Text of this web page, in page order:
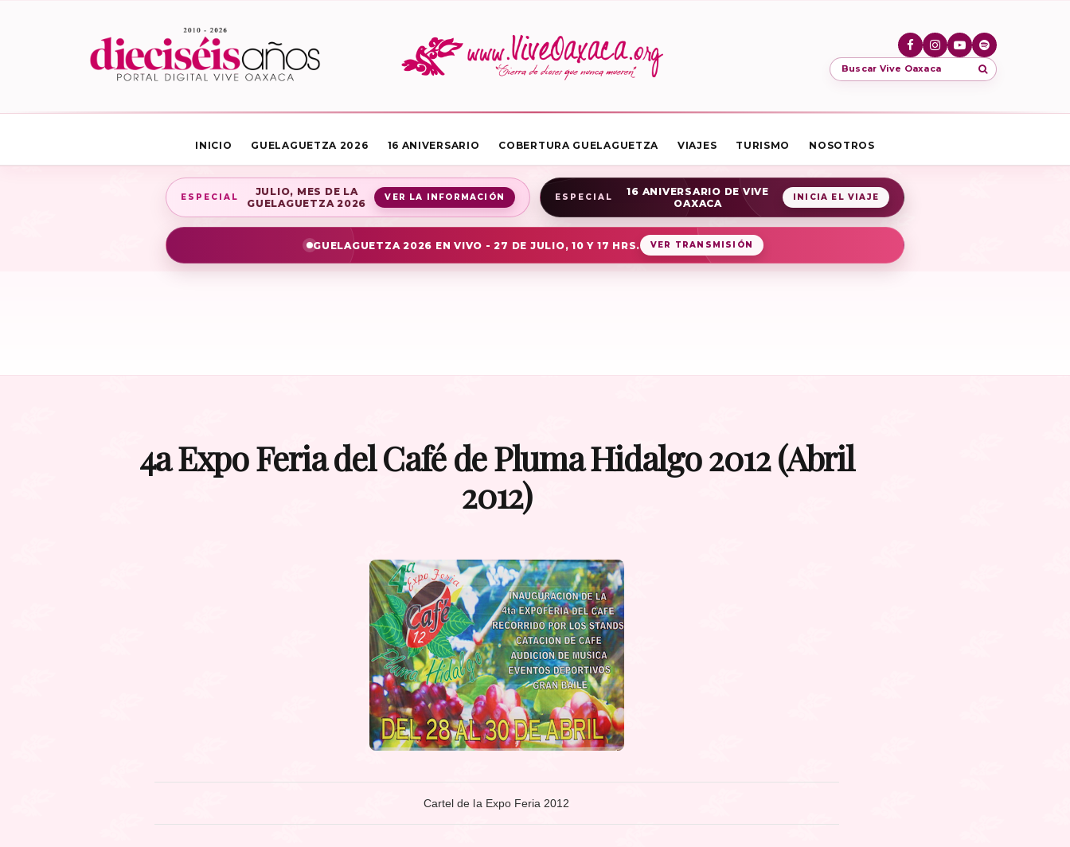
Buscar Vive Oaxaca
INICIO GUELAGUETZA 2026 16 ANIVERSARIO COBERTURA GUELAGUETZA VIAJES TURISMO NOSOTROS
ESPECIAL
JULIO, MES DE LA
GUELAGUETZA 2026
VER LA INFORMACIÓN ESPECIAL
16 ANIVERSARIO DE VIVE
OAXACA
INICIA EL VIAJE
GUELAGUETZA 2026 EN VIVO - 27 DE JULIO, 10 Y 17 HRS. VER TRANSMISIÓN
4a Expo Feria del Café de Pluma Hidalgo 2012 (Abril
2012)
Cartel de la Expo Feria 2012